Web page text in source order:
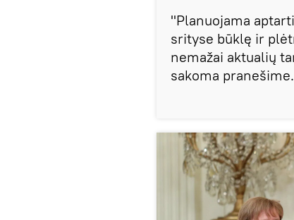
"Planuojama
srityse būklę ir
nemažai aktualių
sakoma pranešime.